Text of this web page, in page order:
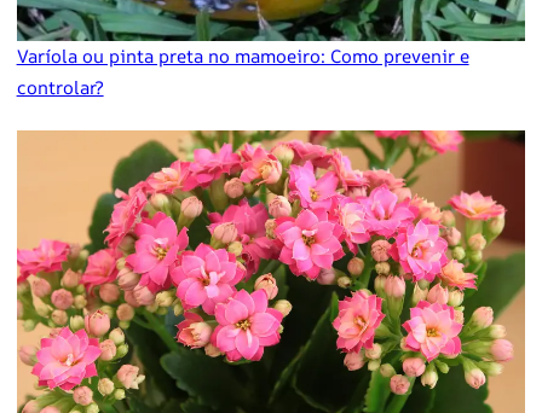
Varíola ou pinta preta no mamoeiro: Como prevenir e
controlar?